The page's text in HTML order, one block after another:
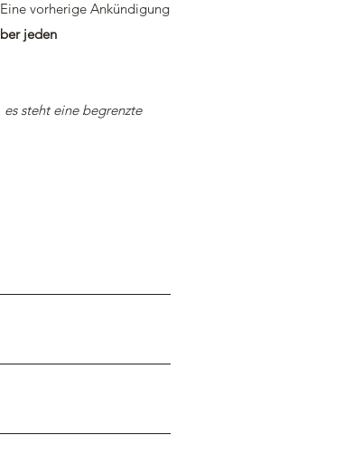
vorherige Ankündigung
jeden
es steht eine begrenzte